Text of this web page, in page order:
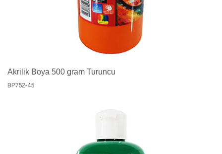
Akrilik Boya 500 gram Turuncu
BP752-45